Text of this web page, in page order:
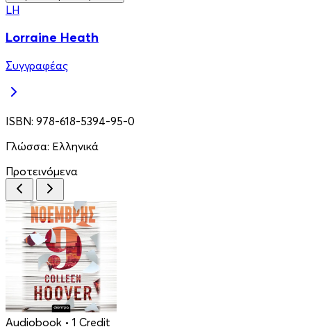
LH
Lorraine Heath
Συγγραφέας
ISBN: 978-618-5394-95-0
Γλώσσα: Ελληνικά
Προτεινόμενα
Audiobook • 1 Credit